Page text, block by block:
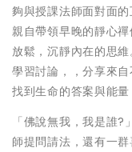
夠與授課法師面對面
親自帶領早晚的靜心
放鬆，沉靜內在的思
學習討論，，分享來
找到生命的答案與能量
「佛說無我，我是誰
師提問請法，還有一